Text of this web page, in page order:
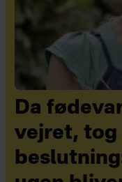
Da
vejret, tog